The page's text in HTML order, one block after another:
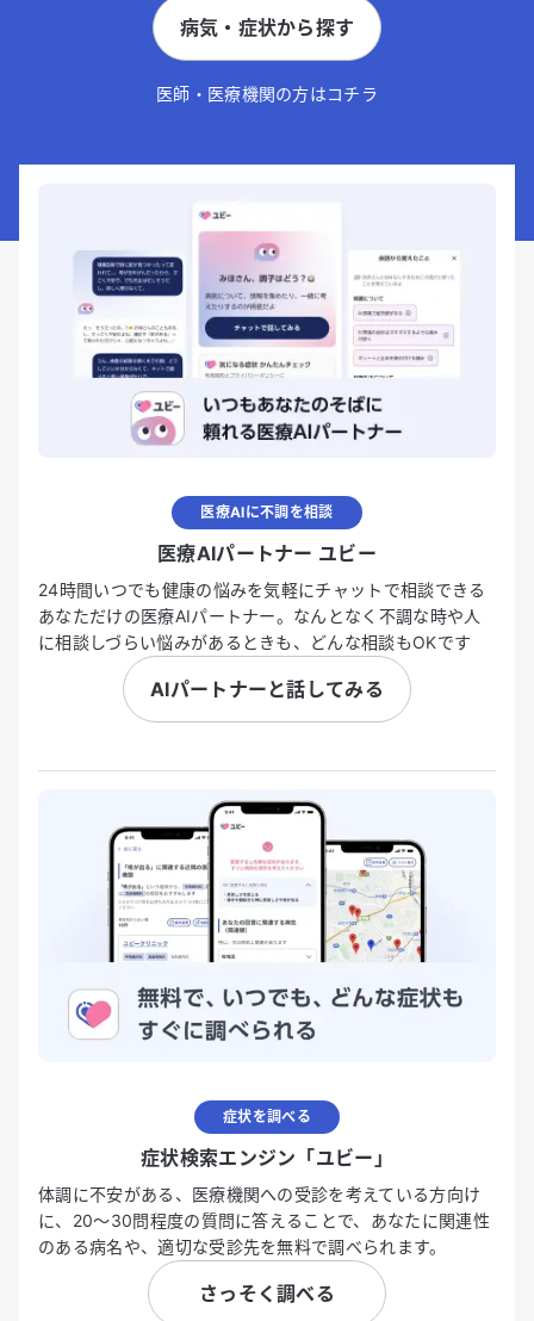
病気・症状から探す
医師・医療機関の方はコチラ
医療AIに不調を相談
医療AIパートナー ユビー
24時間いつでも健康の悩みを気軽にチャットで相談できる
あなただけの医療AIパートナー。なんとなく不調な時や人
に相談しづらい悩みがあるときも、どんな相談もOKです
AIパートナーと話してみる
症状を調べる
症状検索エンジン「ユビー」
体調に不安がある、医療機関への受診を考えている方向け
に、20〜30問程度の質問に答えることで、あなたに関連性
のある病名や、適切な受診先を無料で調べられます。
さっそく調べる